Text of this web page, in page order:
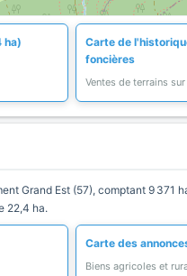
ha)
Carte de
foncières
Ventes de terrains
Grand Est (57), comptant 9
22,4 ha.
Carte des
Biens agricoles et